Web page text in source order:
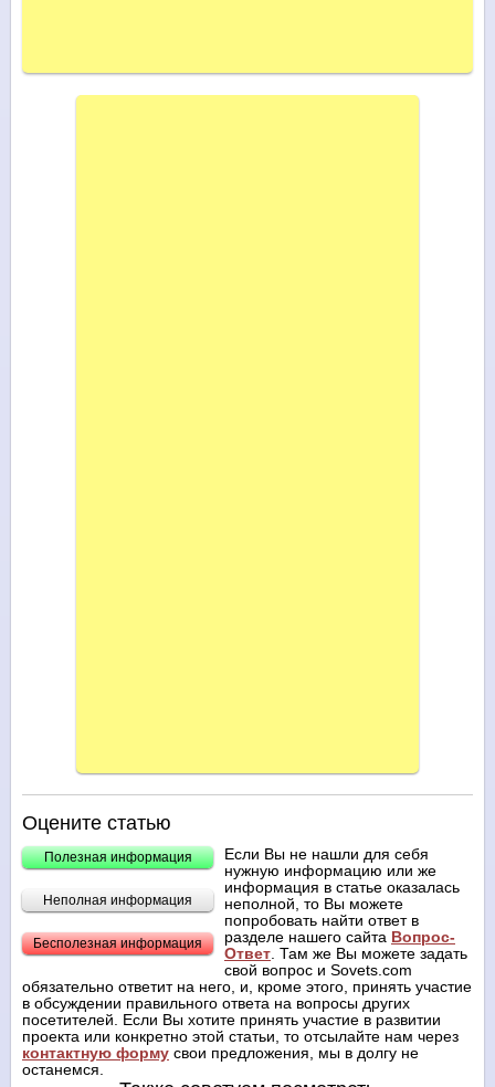
Оцените статью
Полезная информация
Неполная информация
Бесполезная информация
Если Вы не нашли для себя
нужную информацию или же
информация в статье оказалась
неполной, то Вы можете
попробовать найти ответ в
разделе нашего сайта Вопрос-
Ответ. Там же Вы можете задать
свой вопрос и Sovets.com
обязательно ответит на него, и, кроме этого, принять участие
в обсуждении правильного ответа на вопросы других
посетителей. Если Вы хотите принять участие в развитии
проекта или конкретно этой статьи, то отсылайте нам через
контактную форму свои предложения, мы в долгу не
останемся.